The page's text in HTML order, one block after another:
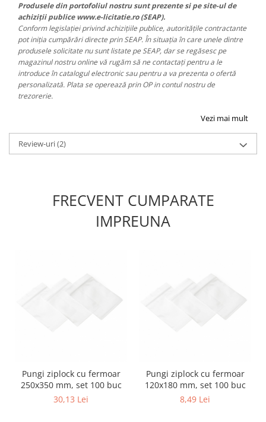
Produsele din portofoliul nostru sunt prezente si pe site-ul de
achiziții publice www.e-licitatie.ro (SEAP).
Conform legislației privind achizițiile publice, autoritățile contractante
pot iniția cumpărări directe prin SEAP. În situația în care unele dintre
produsele solicitate nu sunt listate pe SEAP, dar se regăsesc pe
magazinul nostru online vă rugăm să ne contactați pentru a le
introduce în catalogul electronic sau pentru a va prezenta o ofertă
personalizată. Plata se operează prin OP in contul nostru de
trezorerie.
Vezi mai mult
Review-uri(2)
FRECVENT CUMPARATE
IMPREUNA
Pungi ziplock cu fermoar
250x350 mm, set 100 buc
30,13 Lei
Pungi ziplock cu fermoar
120x180 mm, set 100 buc
8,49 Lei